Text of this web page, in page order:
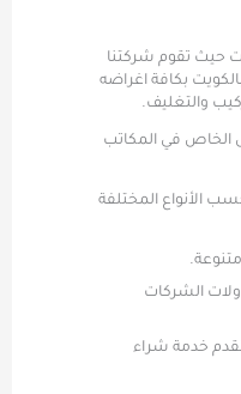
حيث تقوم شركتنا
بكافة اغراضه
والتغليف.
الخاص في المكاتب
الأنواع المختلفة
الشركات
خدمة شراء